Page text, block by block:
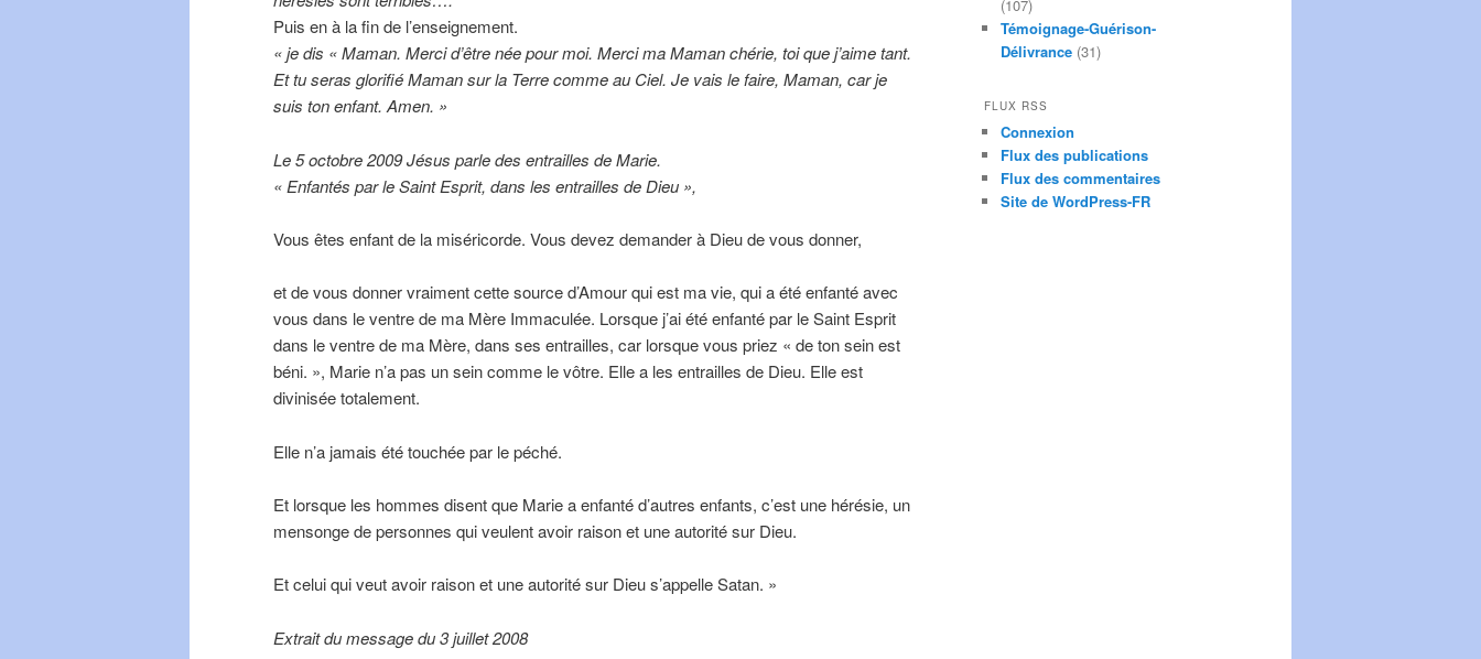
Puis en à la fin de l’enseignement.
« je dis « Maman. Merci d’être née pour moi. Merci ma Maman chérie, toi que j’aime tant.
Et tu seras glorifié Maman sur la Terre comme au Ciel. Je vais le faire, Maman, car je
suis ton enfant. Amen. »
Le 5 octobre 2009 Jésus parle des entrailles de Marie.
« Enfantés par le Saint Esprit, dans les entrailles de Dieu »,
Vous êtes enfant de la miséricorde. Vous devez demander à Dieu de vous donner,
et de vous donner vraiment cette source d’Amour qui est ma vie, qui a été enfanté avec
vous dans le ventre de ma Mère Immaculée. Lorsque j’ai été enfanté par le Saint Esprit
dans le ventre de ma Mère, dans ses entrailles, car lorsque vous priez « de ton sein est
béni. », Marie n’a pas un sein comme le vôtre. Elle a les entrailles de Dieu. Elle est
divinisée totalement.
Elle n’a jamais été touchée par le péché.
Et lorsque les hommes disent que Marie a enfanté d’autres enfants, c’est une hérésie, un
mensonge de personnes qui veulent avoir raison et une autorité sur Dieu.
Et celui qui veut avoir raison et une autorité sur Dieu s’appelle Satan. »
Extrait du message du 3 juillet 2008
(107)
Témoignage-Guérison-
Délivrance (31)
FLUX RSS
Connexion
Flux des publications
Flux des commentaires
Site de WordPress-FR